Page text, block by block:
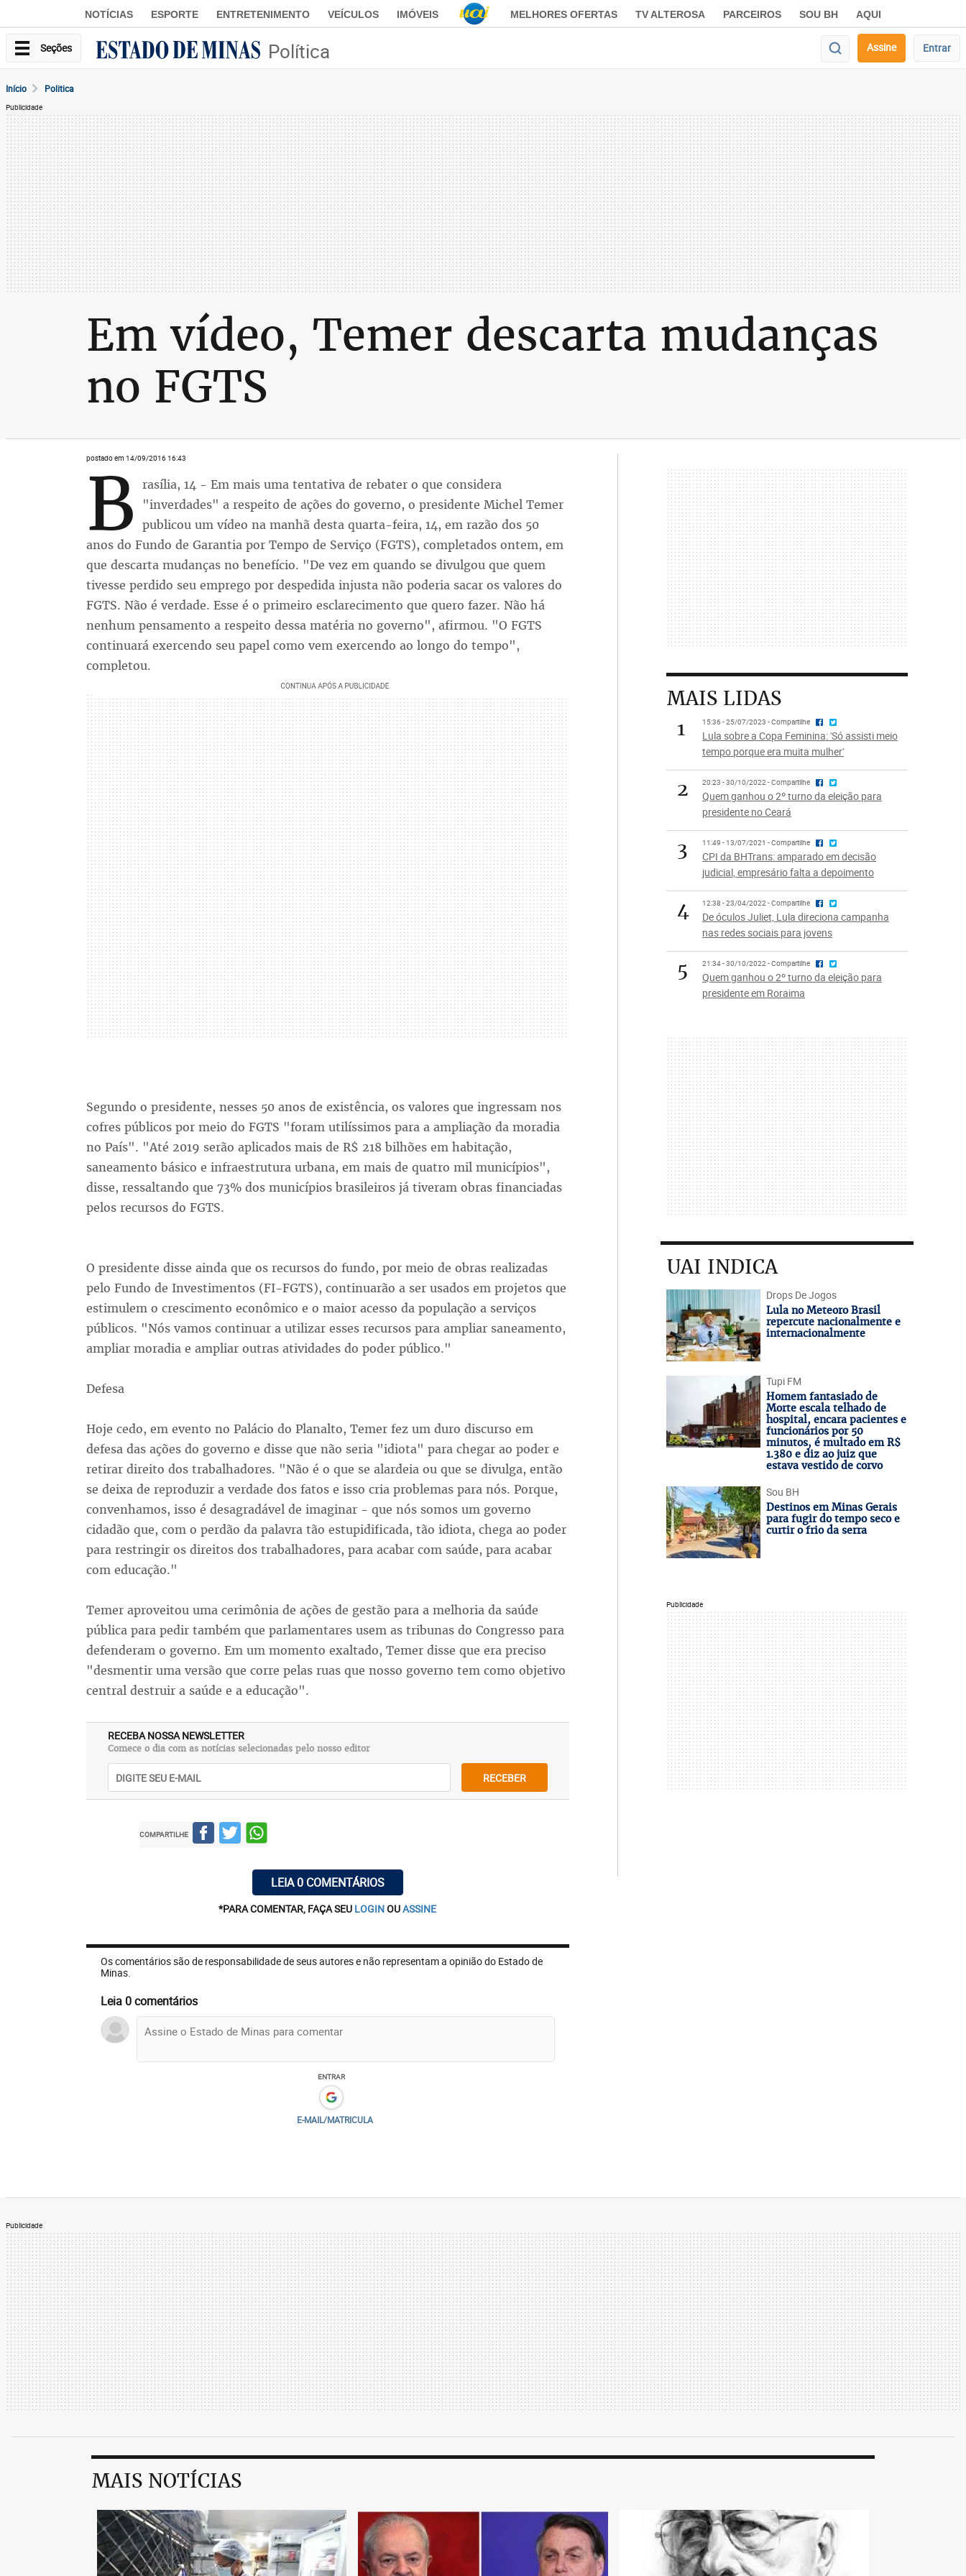
NOTÍCIAS ESPORTE ENTRETENIMENTO VEÍCULOS IMÓVEIS MELHORES OFERTAS TV ALTEROSA PARCEIROS SOU BH AQUI
Seções Política Assine Entrar
Início Politica
Publicidade
Em vídeo, Temer descarta mudanças
no FGTS
postado em 14/09/2016 16:43
B rasília, 14 - Em mais uma tentativa de rebater o que considera
"inverdades" a respeito de ações do governo, o presidente Michel Temer
publicou um vídeo na manhã desta quarta-feira, 14, em razão dos 50
anos do Fundo de Garantia por Tempo de Serviço (FGTS), completados ontem, em
que descarta mudanças no benefício. "De vez em quando se divulgou que quem
tivesse perdido seu emprego por despedida injusta não poderia sacar os valores do
FGTS. Não é verdade. Esse é o primeiro esclarecimento que quero fazer. Não há
nenhum pensamento a respeito dessa matéria no governo", afirmou. "O FGTS
continuará exercendo seu papel como vem exercendo ao longo do tempo",
completou.
Segundo o presidente, nesses 50 anos de existência, os valores que ingressam nos
cofres públicos por meio do FGTS "foram utilíssimos para a ampliação da moradia
no País". "Até 2019 serão aplicados mais de R$ 218 bilhões em habitação,
saneamento básico e infraestrutura urbana, em mais de quatro mil municípios",
disse, ressaltando que 73% dos municípios brasileiros já tiveram obras financiadas
pelos recursos do FGTS.
O presidente disse ainda que os recursos do fundo, por meio de obras realizadas
pelo Fundo de Investimentos (FI-FGTS), continuarão a ser usados em projetos que
estimulem o crescimento econômico e o maior acesso da população a serviços
públicos. "Nós vamos continuar a utilizar esses recursos para ampliar saneamento,
ampliar moradia e ampliar outras atividades do poder público."
Defesa
Hoje cedo, em evento no Palácio do Planalto, Temer fez um duro discurso em
defesa das ações do governo e disse que não seria "idiota" para chegar ao poder e
retirar direito dos trabalhadores. "Não é o que se alardeia ou que se divulga, então
se deixa de reproduzir a verdade dos fatos e isso cria problemas para nós. Porque,
convenhamos, isso é desagradável de imaginar - que nós somos um governo
cidadão que, com o perdão da palavra tão estupidificada, tão idiota, chega ao poder
para restringir os direitos dos trabalhadores, para acabar com saúde, para acabar
com educação."
Temer aproveitou uma cerimônia de ações de gestão para a melhoria da saúde
pública para pedir também que parlamentares usem as tribunas do Congresso para
defenderam o governo. Em um momento exaltado, Temer disse que era preciso
"desmentir uma versão que corre pelas ruas que nosso governo tem como objetivo
central destruir a saúde e a educação".
RECEBA NOSSA NEWSLETTER
Comece o dia com as notícias selecionadas pelo nosso editor
RECEBER
COMPARTILHE
LEIA 0 COMENTÁRIOS
*PARA COMENTAR, FAÇA SEU LOGINOUASSINE
Os comentários são de responsabilidade de seus autores e não representam a opinião do Estado de
Minas.
Leia 0 comentários
ENTRAR
E-MAIL/MATRICULA
MAIS LIDAS
1
15:36 - 25/07/2023 - Compartilhe
Lula sobre a Copa Feminina: 'Só assisti meio
tempo porque era muita mulher'
2 20:23 - 30/10/2022 - Compartilhe
Quem ganhou o 2º turno da eleição para
presidente no Ceará
3 11:49 - 13/07/2021 - Compartilhe
CPI da BHTrans: amparado em decisão
judicial, empresário falta a depoimento
4 12:38 - 23/04/2022 - Compartilhe
De óculos Juliet, Lula direciona campanha
nas redes sociais para jovens
5 21:34 - 30/10/2022 - Compartilhe
Quem ganhou o 2º turno da eleição para
presidente em Roraima
UAI INDICA
Drops De Jogos
Lula no Meteoro Brasil
repercute nacionalmente e
internacionalmente
Tupi FM
Homem fantasiado de
Morte escala telhado de
hospital, encara pacientes e
funcionários por 50
minutos, é multado em R$
1.380 e diz ao juiz que
estava vestido de corvo
Sou BH
Destinos em Minas Gerais
para fugir do tempo seco e
curtir o frio da serra
Publicidade
Publicidade
MAIS NOTÍCIAS